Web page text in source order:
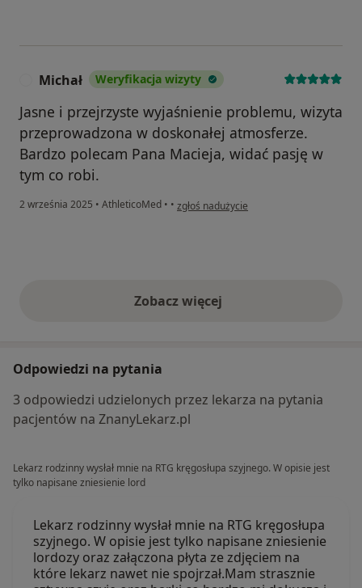
Michał Weryfikacja wizyty
Jasne i przejrzyste wyjaśnienie problemu, wizyta
przeprowadzona w doskonałej atmosferze.
Bardzo polecam Pana Macieja, widać pasję w
tym co robi.
2 września 2025 • AthleticoMed • • w opinii użytkownika Michał
zgłoś nadużycie
Zobacz więcejopinie powyżej
Odpowiedzi na pytania
3 odpowiedzi udzielonych przez lekarza na pytania
pacjentów na ZnanyLekarz.pl
Lekarz rodzinny wysłał mnie na RTG kręgosłupa szyjnego. W opisie jest
tylko napisane zniesienie lord
Lekarz rodzinny wysłał mnie na RTG kręgosłupa
szyjnego. W opisie jest tylko napisane zniesienie
lordozy oraz załączona płyta ze zdjęciem na
które lekarz nawet nie spojrzał.Mam strasznie